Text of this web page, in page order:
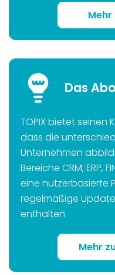
Mehr
Das
TOPIX bietet seinen
dass die
Unternehmen
Bereiche CRM, ERP,
eine nutzerbasierte
regelmäßige
enthalten.
Mehr